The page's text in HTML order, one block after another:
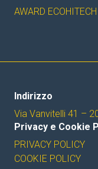
AWARD ECOHITECH
Indirizzo
Via Vanvitelli 41 –
Privacy e Cookie
PRIVACY POLICY
COOKIE POLICY